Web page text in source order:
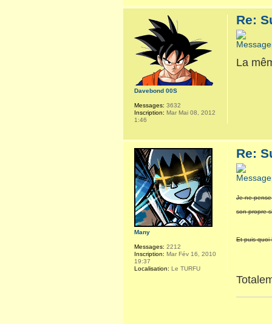
Re:
La
Davebond 00S
Messages: 3632
Inscription: Mar Mai 08, 2012
1:46
Re:
Je ne
son propre
Et puis quoi
Many
Messages: 2212
Inscription: Mar Fév 16, 2010
19:37
Localisation: Le TURFU